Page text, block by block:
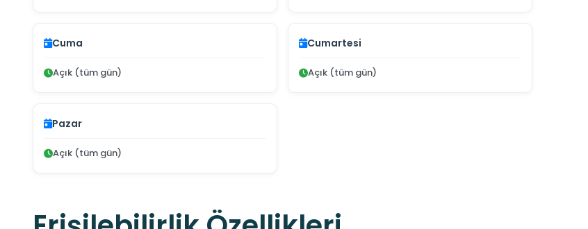
Cuma
Açık (tüm gün)
Cumartesi
Açık (tüm gün)
Pazar
Açık (tüm gün)